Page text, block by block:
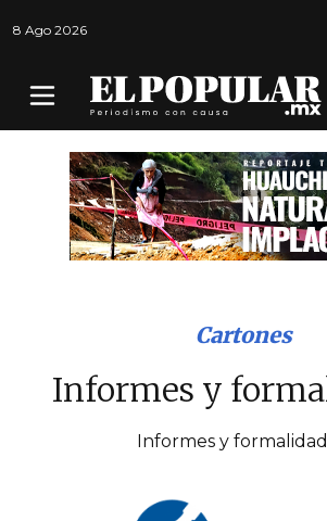
8 Ago 2026
Cartones
Informes y
Informes y